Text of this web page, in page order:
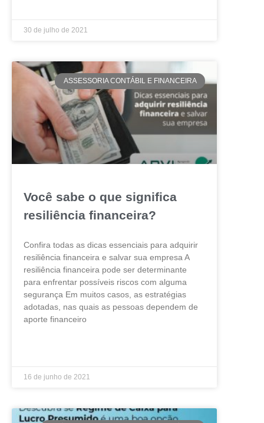
30 de julho de 2021
ASSESSORIA CONTÁBIL E FINANCEIRA
Você sabe o que significa
resiliência financeira?
Confira todas as dicas essenciais para adquirir
resiliência financeira e salvar sua empresa A
resiliência financeira pode ser determinante
para enfrentar possíveis riscos com alguma
segurança Em muitos casos, as estratégias
adotadas, nas quais as pessoas dependem de
aporte financeiro
16 de junho de 2021